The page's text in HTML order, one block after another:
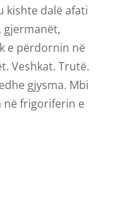
kishte dalë afati
gjermanët,
e përdornin në
Veshkat. Trutë.
gjysma. Mbi
në frigoriferin e